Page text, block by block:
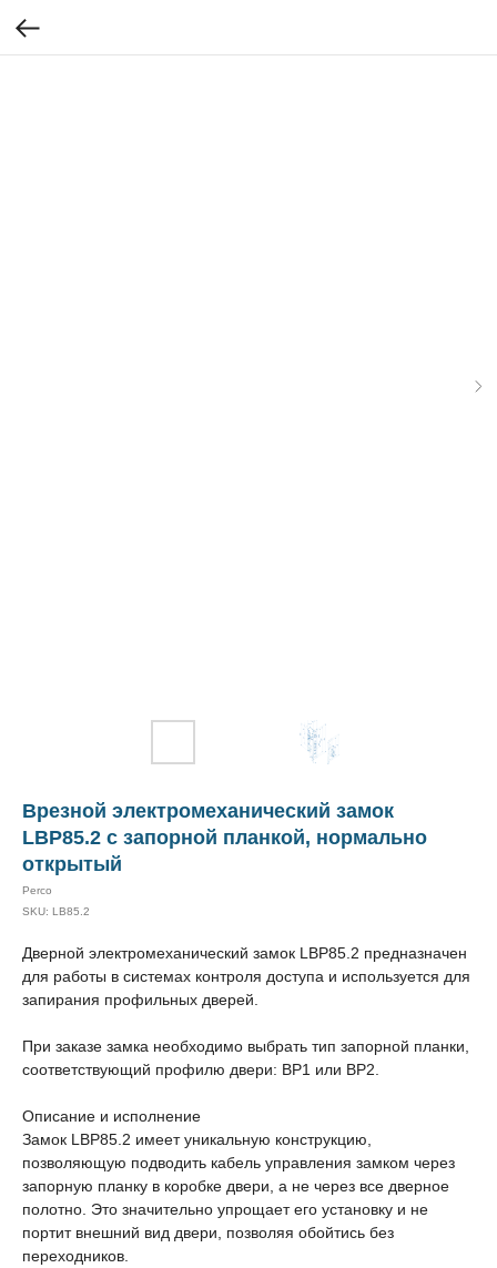
Врезной электромеханический замок
LBP85.2 с запорной планкой, нормально
открытый
Perco
SKU: LB85.2
Дверной электромеханический замок LBP85.2 предназначен
для работы в системах контроля доступа и используется для
запирания профильных дверей.
При заказе замка необходимо выбрать тип запорной планки,
соответствующий профилю двери: BP1 или BP2.
Описание и исполнение
Замок LBP85.2 имеет уникальную конструкцию,
позволяющую подводить кабель управления замком через
запорную планку в коробке двери, а не через все дверное
полотно. Это значительно упрощает его установку и не
портит внешний вид двери, позволяя обойтись без
переходников.